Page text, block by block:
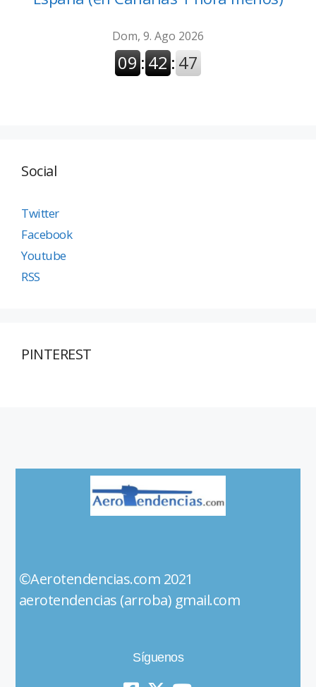
Social
Twitter
Facebook
Youtube
RSS
PINTEREST
©Aerotendencias.com 2021
aerotendencias (arroba) gmail.com
Síguenos